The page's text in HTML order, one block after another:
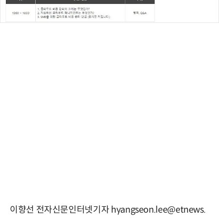
이향선 전자신문인터넷기자 hyangseon.lee@etnews.